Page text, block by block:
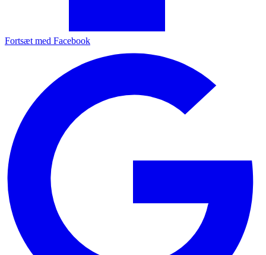
Fortsæt med Facebook